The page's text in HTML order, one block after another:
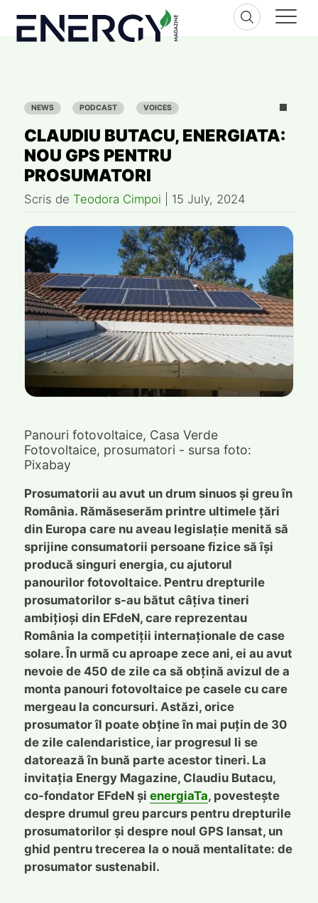
content
NEWS PODCAST VOICES
CLAUDIU BUTACU, ENERGIATA:
NOU GPS PENTRU
PROSUMATORI
Scris de Teodora Cimpoi 15 July, 2024
Panouri fotovoltaice, Casa Verde
Fotovoltaice, prosumatori - sursa foto:
Pixabay
Prosumatorii au avut un drum sinuos și greu în
România. Rămăseserăm printre ultimele țări
din Europa care nu aveau legislație menită să
sprijine consumatorii persoane fizice să își
producă singuri energia, cu ajutorul
panourilor fotovoltaice. Pentru drepturile
prosumatorilor s-au bătut câțiva tineri
ambițioși din EFdeN, care reprezentau
România la competiții internaționale de case
solare. În urmă cu aproape zece ani, ei au avut
nevoie de 450 de zile ca să obțină avizul de a
monta panouri fotovoltaice pe casele cu care
mergeau la concursuri. Astăzi, orice
prosumator îl poate obține în mai puțin de 30
de zile calendaristice, iar progresul li se
datorează în bună parte acestor tineri. La
invitația Energy Magazine, Claudiu Butacu,
co-fondator EFdeN și energiaTa, povestește
despre drumul greu parcurs pentru drepturile
prosumatorilor și despre noul GPS lansat, un
ghid pentru trecerea la o nouă mentalitate: de
prosumator sustenabil.